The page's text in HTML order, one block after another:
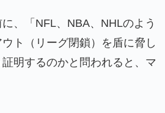
ちの姿をご覧ください」→「マジで
ら日本だけではなく韓国の医療関
、「NFL、NBA、NHLのよう
ト（リーグ閉鎖）を盾に脅し
明するのかと問われると、マ